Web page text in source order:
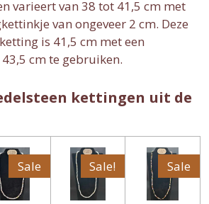
varieert van 38 tot 41,5 cm met
van ongeveer 2 cm. Deze
is 41,5 cm met een
cm te gebruiken.
kettingen uit de
Sale Sale! Sale